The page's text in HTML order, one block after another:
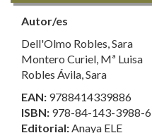
Autor/es
Dell'Olmo Robles, Sara
Montero Curiel, Mª Luisa
Robles Ávila, Sara
EAN: 9788414339886
ISBN: 978-84-143-3988-6
Editorial: Anaya ELE